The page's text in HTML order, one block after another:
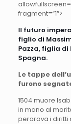
fragment=”1″>
Il futuro
figlio di
Pazza, figlia di
Spagna.
Le tappe
furono
1504 muore
in mano al
perorava i diritti